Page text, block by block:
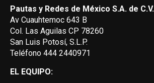
Pautas y Redes de México S.A. de C.V.
Av Cuauhtemoc 643 B
Col. Las Aguilas CP 78260
San Luis Potosí, S.L.P.
Teléfono 444 2440971
EL EQUIPO: